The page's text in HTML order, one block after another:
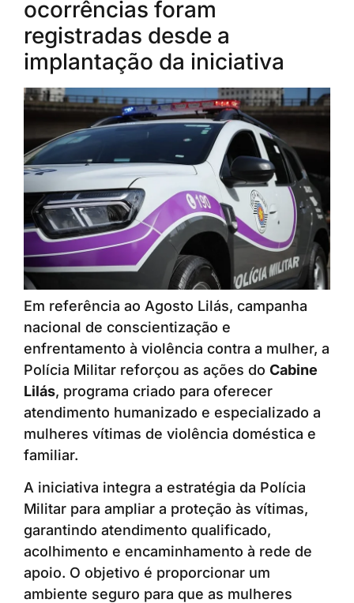
ocorrências foram
registradas desde a
implantação da iniciativa
Em referência ao Agosto Lilás, campanha
nacional de conscientização e
enfrentamento à violência contra a mulher, a
Polícia Militar reforçou as ações do Cabine
Lilás, programa criado para oferecer
atendimento humanizado e especializado a
mulheres vítimas de violência doméstica e
familiar.
A iniciativa integra a estratégia da Polícia
Militar para ampliar a proteção às vítimas,
garantindo atendimento qualificado,
acolhimento e encaminhamento à rede de
apoio. O objetivo é proporcionar um
ambiente seguro para que as mulheres